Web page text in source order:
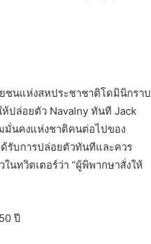
ชนแห่งสหประชาชาติโดมินิกราบ
ห้ปล่อยตัว Navalny ทันที Jack
มั่นคงแห่งชาติคนต่อไปของ
ด้รับการปล่อยตัวทันทีและควร
นทวิตเตอร์ว่า “ผู้พิพากษาสั่งให้
ปี